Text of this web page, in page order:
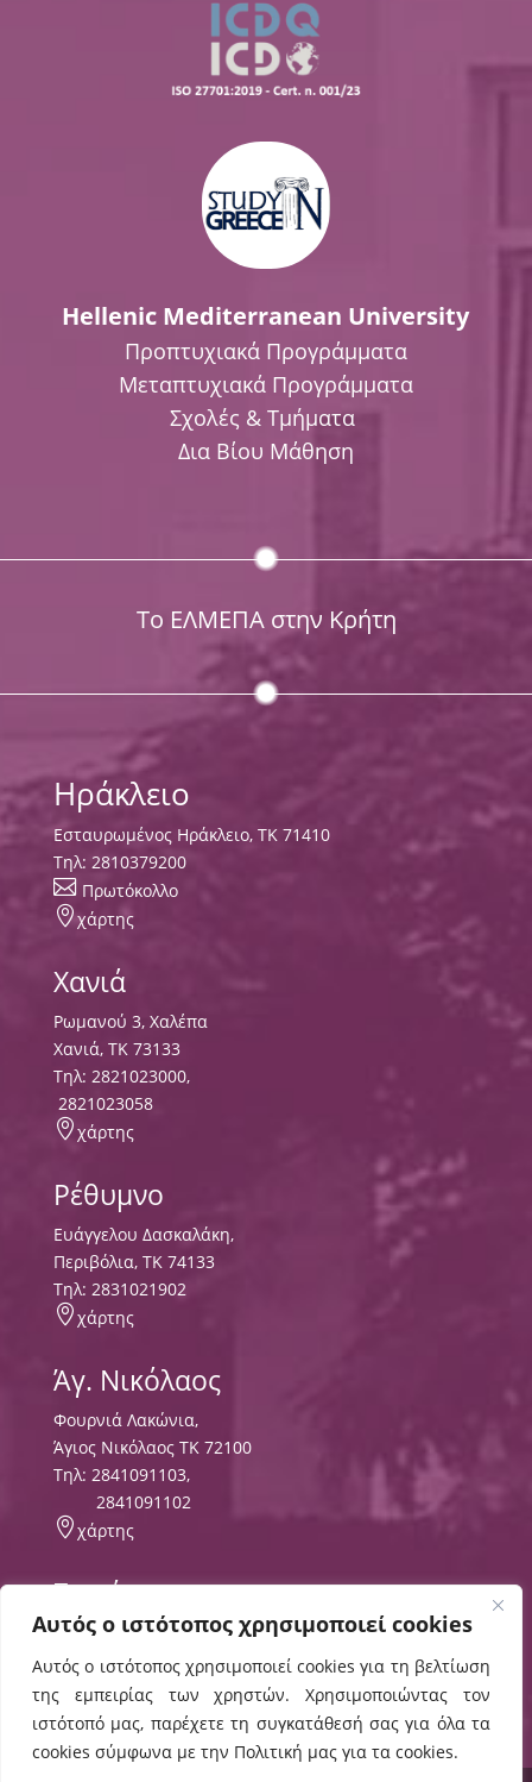
Αυτός ο ιστότοπος χρησιμοποιεί cookies
Αυτός ο ιστότοπος χρησιμοποιεί cookies για τη βελτίωση
της εμπειρίας των χρηστών. Χρησιμοποιώντας τον
ιστότοπό μας, παρέχετε τη συγκατάθεσή σας για όλα τα
cookies σύμφωνα με την Πολιτική μας για τα cookies.
Hellenic Mediterranean University
Προπτυχιακά Προγράμματα
Μεταπτυχιακά Προγράμματα
Σχολές & Τμήματα
Δια Βίου Μάθηση
Το ΕΛΜΕΠΑ στην Κρήτη
Ηράκλειο
Εσταυρωμένος Ηράκλειο, ΤΚ 71410
Τηλ: 2810379200
 Πρωτόκολλο
χάρτης
Χανιά
Ρωμανού 3, Χαλέπα
Χανιά, ΤΚ 73133
Τηλ: 2821023000,
2821023058
χάρτης
Ρέθυμνο
Ευάγγελου Δασκαλάκη,
Περιβόλια, ΤΚ 74133
Tηλ: 2831021902
χάρτης
Άγ. Νικόλαος
Φουρνιά Λακώνια,
Άγιος Νικόλαος ΤΚ 72100
Τηλ: 2841091103,
2841091102
χάρτης
Σητεία
Περιοχή Τρυπητός
ΤΘ 8556 ΤΚ 72300,
Τηλ:2843029497
 χάρτης